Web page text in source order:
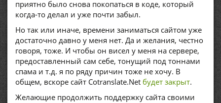
приятно было снова покопаться в коде, который
когда-то делал и уже почти забыл.
Но так или иначе, времени заниматься сайтом уже
достаточно давно у меня нет. Да и желания, честно
говоря, тоже. И чтобы он висел у меня на сервере,
предоставленный сам себе, тонущий под тоннами
спама и т.д. я по ряду причин тоже не хочу. В
общем, вскоре сайт Cotranslate.Net будет закрыт.
Желающие продолжить поддержку сайта своими